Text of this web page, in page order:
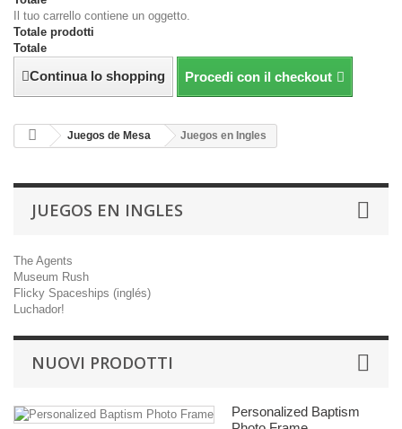
Il tuo carrello contiene un oggetto.
Totale prodotti
Totale
Continua lo shopping Procedi con il checkout
Juegos de Mesa Juegos en Ingles
JUEGOS EN INGLES
The Agents
Museum Rush
Flicky Spaceships (inglés)
Luchador!
NUOVI PRODOTTI
Personalized Baptism